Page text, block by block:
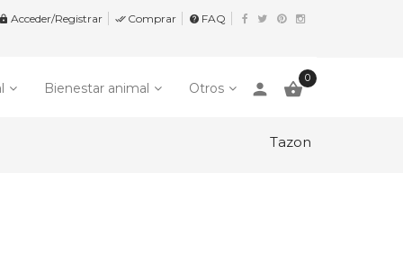
Acceder/Registrar  Comprar help FAQ
Bienestar animal Otros person 
0
Tazon